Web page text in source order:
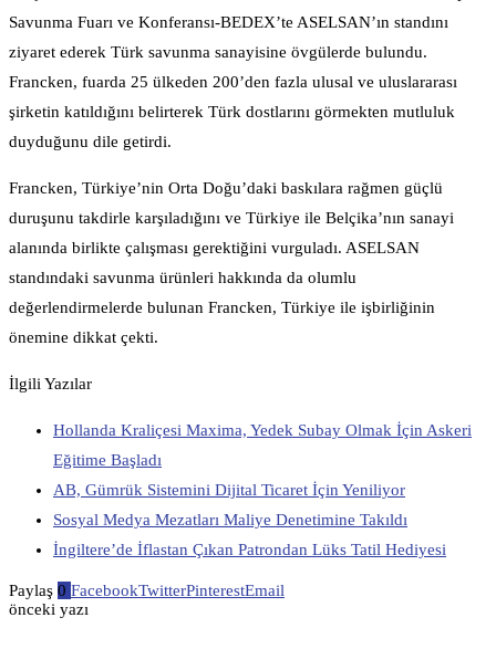
Savunma Fuarı ve Konferansı-BEDEX’te ASELSAN’ın standını
ziyaret ederek Türk savunma sanayisine övgülerde bulundu.
Francken, fuarda 25 ülkeden 200’den fazla ulusal ve uluslararası
şirketin katıldığını belirterek Türk dostlarını görmekten mutluluk
duyduğunu dile getirdi.
Francken, Türkiye’nin Orta Doğu’daki baskılara rağmen güçlü
duruşunu takdirle karşıladığını ve Türkiye ile Belçika’nın sanayi
alanında birlikte çalışması gerektiğini vurguladı. ASELSAN
standındaki savunma ürünleri hakkında da olumlu
değerlendirmelerde bulunan Francken, Türkiye ile işbirliğinin
önemine dikkat çekti.
İlgili Yazılar
Hollanda Kraliçesi Maxima, Yedek Subay Olmak İçin Askeri
Eğitime Başladı
AB, Gümrük Sistemini Dijital Ticaret İçin Yeniliyor
Sosyal Medya Mezatları Maliye Denetimine Takıldı
İngiltere’de İflastan Çıkan Patrondan Lüks Tatil Hediyesi
Paylaş 0 FacebookTwitterPinterestEmail
önceki yazı